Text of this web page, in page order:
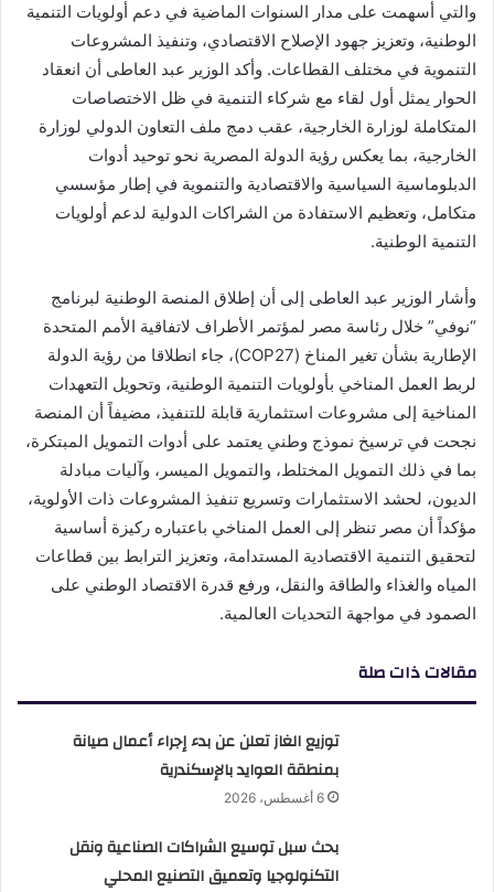
والتي أسهمت على مدار السنوات الماضية في دعم أولويات التنمية
الوطنية، وتعزيز جهود الإصلاح الاقتصادي، وتنفيذ المشروعات
التنموية في مختلف القطاعات. وأكد الوزير عبد العاطى أن انعقاد
الحوار يمثل أول لقاء مع شركاء التنمية في ظل الاختصاصات
المتكاملة لوزارة الخارجية، عقب دمج ملف التعاون الدولي لوزارة
الخارجية، بما يعكس رؤية الدولة المصرية نحو توحيد أدوات
الدبلوماسية السياسية والاقتصادية والتنموية في إطار مؤسسي
متكامل، وتعظيم الاستفادة من الشراكات الدولية لدعم أولويات
التنمية الوطنية.
وأشار الوزير عبد العاطى إلى أن إطلاق المنصة الوطنية لبرنامج
“نوفي” خلال رئاسة مصر لمؤتمر الأطراف لاتفاقية الأمم المتحدة
الإطارية بشأن تغير المناخ (COP27)، جاء انطلاقا من رؤية الدولة
لربط العمل المناخي بأولويات التنمية الوطنية، وتحويل التعهدات
المناخية إلى مشروعات استثمارية قابلة للتنفيذ، مضيفاً أن المنصة
نجحت في ترسيخ نموذج وطني يعتمد على أدوات التمويل المبتكرة،
بما في ذلك التمويل المختلط، والتمويل الميسر، وآليات مبادلة
الديون، لحشد الاستثمارات وتسريع تنفيذ المشروعات ذات الأولوية،
مؤكداً أن مصر تنظر إلى العمل المناخي باعتباره ركيزة أساسية
لتحقيق التنمية الاقتصادية المستدامة، وتعزيز الترابط بين قطاعات
المياه والغذاء والطاقة والنقل، ورفع قدرة الاقتصاد الوطني على
الصمود في مواجهة التحديات العالمية.
مقالات ذات صلة
توزيع الغاز تعلن عن بدء إجراء أعمال صيانة
بمنطقة العوايد بالإسكندرية
6 أغسطس، 2026
بحث سبل توسيع الشراكات الصناعية ونقل
التكنولوجيا وتعميق التصنيع المحلي